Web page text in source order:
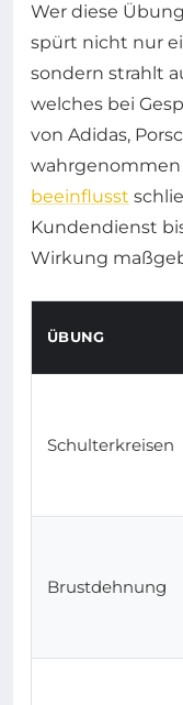
Wer diese
spürt nicht nur
sondern strahlt
welches bei
von Adidas,
wahrgenommen
beeinflusst
Kundendienst
Wirkung
ÜBUNG
Schulterkreisen
Brustdehnung